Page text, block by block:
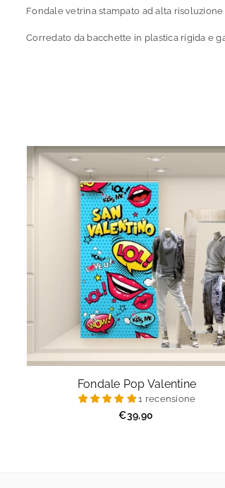
Fondale vetrina stampato ad alta
Corredato da bacchette in plastica rigida e
Fondale Pop Valentine
1 recensione
Prezzo
€39,90